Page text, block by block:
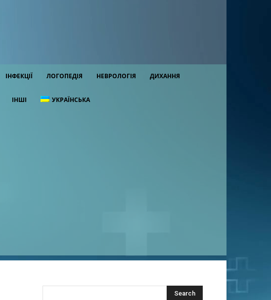
ІНФЕКЦІЇ ЛОГОПЕДІЯ НЕВРОЛОГІЯ ДИХАННЯ
ІНШІ УКРАЇНСЬКА